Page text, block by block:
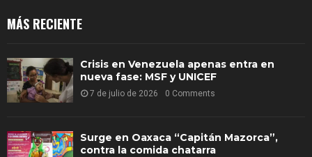
MÁS RECIENTE
Crisis en Venezuela apenas entra en
nueva fase: MSF y UNICEF
7 de julio de 2026 0 Comments
Surge en Oaxaca “Capitán Mazorca”,
contra la comida chatarra